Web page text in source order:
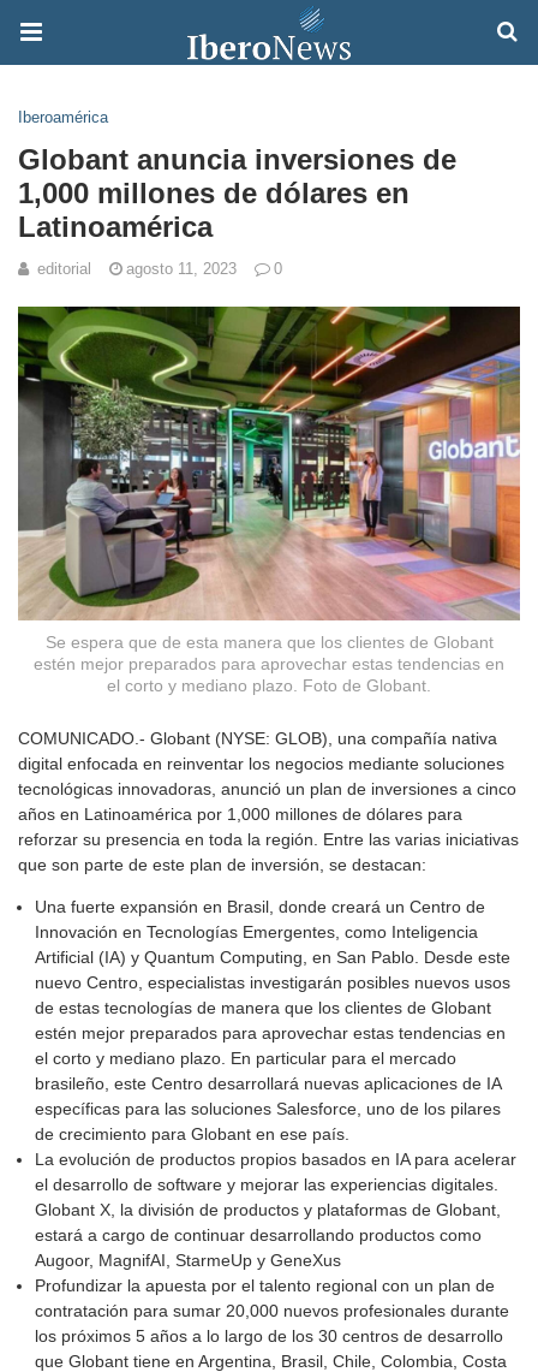
Iberoamérica
Globant anuncia inversiones de
1,000 millones de dólares en
Latinoamérica
editorial agosto 11, 2023 0
Se espera que de esta manera que los clientes de Globant
estén mejor preparados para aprovechar estas tendencias en
el corto y mediano plazo. Foto de Globant.
COMUNICADO.- Globant (NYSE: GLOB), una compañía nativa
digital enfocada en reinventar los negocios mediante soluciones
tecnológicas innovadoras, anunció un plan de inversiones a cinco
años en Latinoamérica por 1,000 millones de dólares para
reforzar su presencia en toda la región. Entre las varias iniciativas
que son parte de este plan de inversión, se destacan:
Una fuerte expansión en Brasil, donde creará un Centro de
Innovación en Tecnologías Emergentes, como Inteligencia
Artificial (IA) y Quantum Computing, en San Pablo. Desde este
nuevo Centro, especialistas investigarán posibles nuevos usos
de estas tecnologías de manera que los clientes de Globant
estén mejor preparados para aprovechar estas tendencias en
el corto y mediano plazo. En particular para el mercado
brasileño, este Centro desarrollará nuevas aplicaciones de IA
específicas para las soluciones Salesforce, uno de los pilares
de crecimiento para Globant en ese país.
La evolución de productos propios basados en IA para acelerar
el desarrollo de software y mejorar las experiencias digitales.
Globant X, la división de productos y plataformas de Globant,
estará a cargo de continuar desarrollando productos como
Augoor, MagnifAI, StarmeUp y GeneXus
Profundizar la apuesta por el talento regional con un plan de
contratación para sumar 20,000 nuevos profesionales durante
los próximos 5 años a lo largo de los 30 centros de desarrollo
que Globant tiene en Argentina, Brasil, Chile, Colombia, Costa